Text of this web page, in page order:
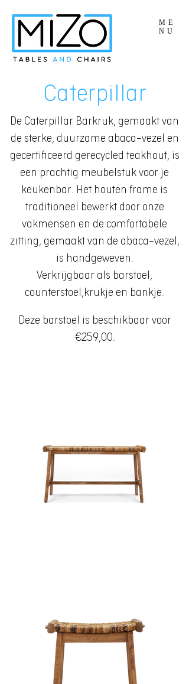
ME
NU
Caterpillar
De Caterpillar Barkruk, gemaakt van
de sterke, duurzame abaca-vezel en
gecertificeerd gerecycled teakhout, is
een prachtig meubelstuk voor je
keukenbar. Het houten frame is
traditioneel bewerkt door onze
vakmensen en de comfortabele
zitting, gemaakt van de abaca-vezel,
is handgeweven.
Verkrijgbaar als barstoel,
counterstoel,krukje en bankje.
Deze barstoel is beschikbaar voor
€259,00.